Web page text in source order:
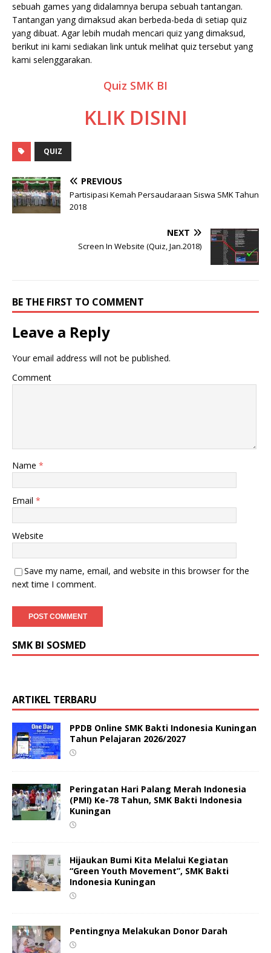
sebuah games yang didalamnya berupa sebuah tantangan.
Tantangan yang dimaksud akan berbeda-beda di setiap quiz
yang dibuat. Agar lebih mudah mencari quiz yang dimaksud,
berikut ini kami sediakan link untuk melihat quiz tersebut yang
kami selenggarakan.
Quiz SMK BI
KLIK DISINI
QUIZ
PREVIOUS
Partisipasi Kemah Persaudaraan Siswa SMK Tahun
2018
NEXT
Screen In Website (Quiz, Jan.2018)
BE THE FIRST TO COMMENT
Leave a Reply
Your email address will not be published.
Comment
Name *
Email *
Website
Save my name, email, and website in this browser for the
next time I comment.
SMK BI SOSMED
ARTIKEL TERBARU
PPDB Online SMK Bakti Indonesia Kuningan
Tahun Pelajaran 2026/2027
Peringatan Hari Palang Merah Indonesia
(PMI) Ke-78 Tahun, SMK Bakti Indonesia
Kuningan
Hijaukan Bumi Kita Melalui Kegiatan
“Green Youth Movement”, SMK Bakti
Indonesia Kuningan
Pentingnya Melakukan Donor Darah